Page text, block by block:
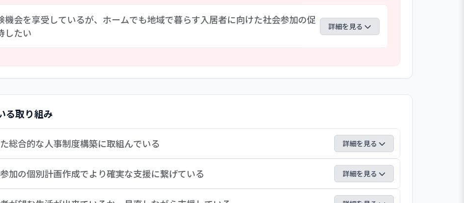
らは、「情報が降りてこない」「壁を感じる」「提案が反映されているか分からない」等の意見も上がっ
ケーションが課題と捉えられる。管理職からも「非常勤とのコミュニケーションを密にとり、業務に支障
会を享受しているが、ホームでも地域で暮らす入居者に向けた社会参加の促
したい
詳細を見る
おり、今後、「江戸川区菜の花会」ミッション達成に向け、地域への社会参加にも積極的な取り組みへの
る取り組み
総合的な人事制度構築に取組んでいる 詳細を見る
「人材確保プロジェクト」を設けて、人材確保と人材育成・処遇と連携した人事考課制度の導入を掲げてい
ス制度およびこれと連動した個人別育成（研修）計画の策定に取組んでいる。職務・業務評価面談を通じて職
ベーションの維持向上に繋げている。職員の育成・評価・処遇が連動するよう、人事考課を行い、長期的な展
加の個別計画作成でより確実な支援に繋げている 詳細を見る
泄」「人間関係」「金銭管理」「日常生活」「健康管理」「選択」「行動障害」「避難」「通所」の11の項